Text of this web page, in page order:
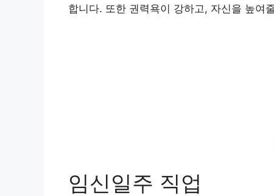
합니다. 또한 권력욕이 강하고, 자신을 높여
임신일주 직업